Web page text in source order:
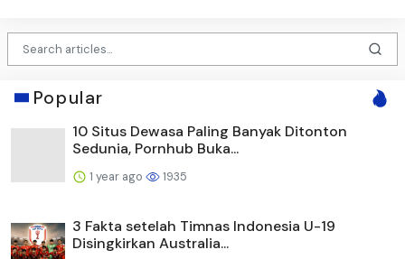
Popular
10 Situs Dewasa Paling Banyak Ditonton
Sedunia, Pornhub Buka...
1 year ago 1935
3 Fakta setelah Timnas Indonesia U-19
Disingkirkan Australia...